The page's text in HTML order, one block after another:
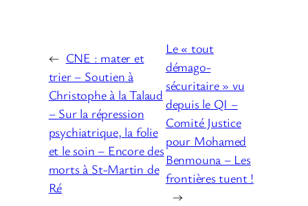
← CNE : mater et
trier – Soutien à
Christophe à la Talaud
– Sur la répression
psychiatrique, la folie
et le soin – Encore des
morts à St-Martin de
Ré
Le « tout
démago-
sécuritaire » vu
depuis le QI –
Comité Justice
pour Mohamed
Benmouna – Les
frontières tuent !
→